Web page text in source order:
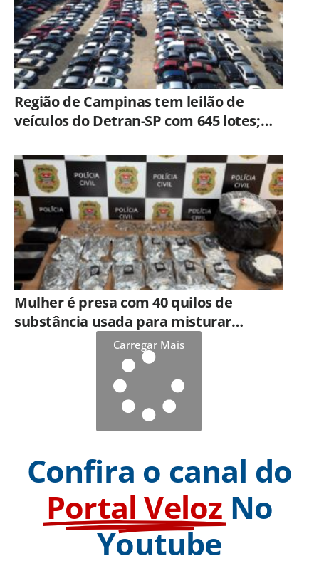
Região de Campinas tem leilão de
veículos do Detran-SP com 645 lotes;
Mulher é presa com 40 quilos de
substância usada para misturar
cocaína e porções de skank em
Carregar Mais
Confira o canal do
Portal Veloz No
Youtube